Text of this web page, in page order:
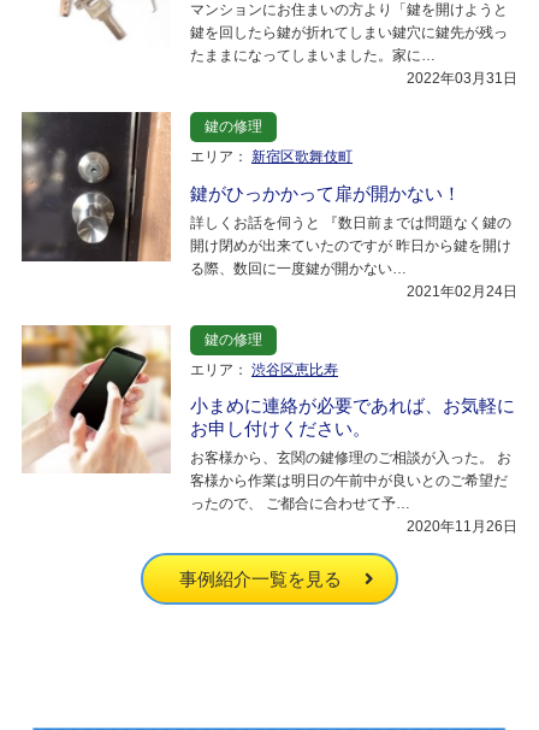
マンションにお住まいの方より「鍵を開けようと
鍵を回したら鍵が折れてしまい鍵穴に鍵先が残っ
たままになってしまいました。家に…
2022年03月31日
鍵の修理
エリア： 新宿区歌舞伎町
鍵がひっかかって扉が開かない！
詳しくお話を伺うと 『数日前までは問題なく鍵の
開け閉めが出来ていたのですが 昨日から鍵を開け
る際、数回に一度鍵が開かない…
2021年02月24日
鍵の修理
エリア： 渋谷区恵比寿
小まめに連絡が必要であれば、お気軽に
お申し付けください。
お客様から、玄関の鍵修理のご相談が入った。 お
客様から作業は明日の午前中が良いとのご希望だ
ったので、 ご都合に合わせて予…
2020年11月26日
事例紹介一覧を見る